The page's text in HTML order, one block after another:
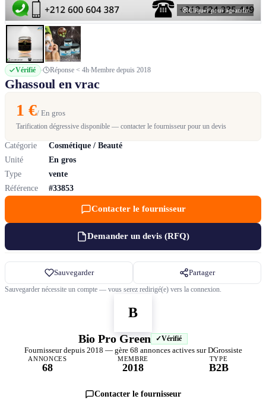
Cliquer pour agrandir
Vérifié Réponse < 4h Membre depuis 2018
Ghassoul en vrac
1 €/ En gros
Tarification dégressive disponible — contacter le fournisseur pour un devis
Catégorie
Cosmétique / Beauté
Unité
En gros
Type
vente
Référence
#33853
Contacter le fournisseur
Demander un devis (RFQ)
Sauvegarder Partager
Sauvegarder nécessite un compte — vous serez redirigé(e) vers la connexion.
B
Bio Pro Green Vérifié
Fournisseur depuis 2018 — gère 68 annonces actives sur DGrossiste
ANNONCES
68
MEMBRE
2018
TYPE
B2B
Contacter le fournisseur